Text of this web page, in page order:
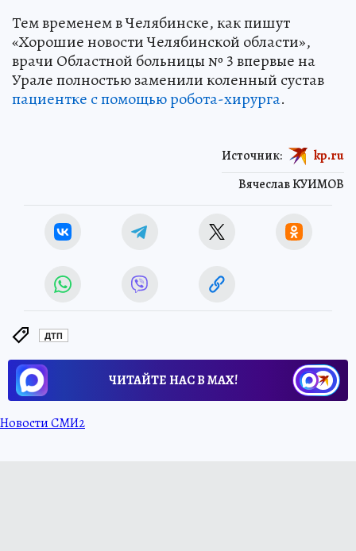
Тем временем в Челябинске, как пишут
«Хорошие новости Челябинской области»,
врачи Областной больницы № 3 впервые на
Урале полностью заменили коленный сустав
пациентке с помощью робота-хирурга.
Вячеслав КУИМОВ
Источник: kp.ru
ДТП
ЧИТАЙТЕ НАС В МАХ!
Новости СМИ2